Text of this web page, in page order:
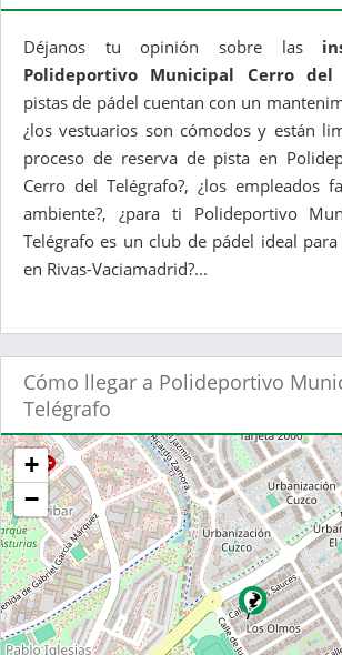
Déjanos tu opinión sobre las
Polideportivo Municipal Cerro del
pistas de pádel cuentan con un
¿los vestuarios son cómodos y están
proceso de reserva de pista en
Cerro del Telégrafo?, ¿los empleados
ambiente?, ¿para ti Polideportivo
Telégrafo es un club de pádel ideal
en Rivas-Vaciamadrid?...
Cómo llegar a Polideportivo
Telégrafo
+
−